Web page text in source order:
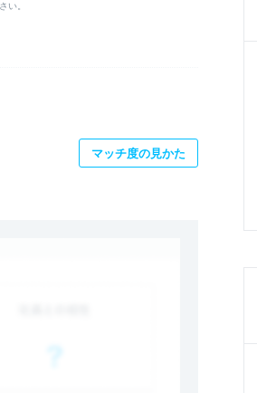
い。
マッチ度の見かた